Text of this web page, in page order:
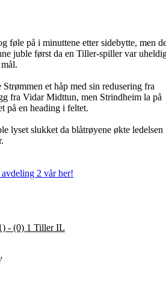
føle på i minuttene etter sidebytte, men
juble først da en Tiller-spiller var
Strømmen et håp med sin redusering fra
fra Vidar Midttun, men Strindheim la på
på en heading i feltet.
lyset slukket da blåtrøyene økte ledelsen
2 vår her!
- (0) 1 Tiller IL